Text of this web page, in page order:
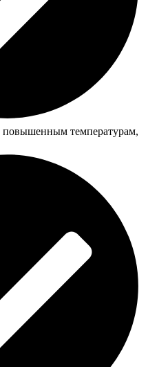
повышенным температурам,